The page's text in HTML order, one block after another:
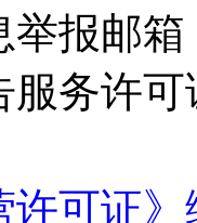
举报邮箱
务许可
许可证